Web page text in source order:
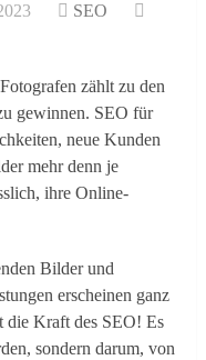
SEO
zählt zu den
gewinnen. SEO für
neue Kunden
mehr denn je
ihre Online-
Bilder und
erscheinen ganz
die Kraft des SEO! Es
sondern darum, von